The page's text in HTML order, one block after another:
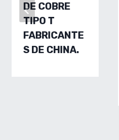
DE COBRE
TIPO T
FABRICANTE
S DE CHINA.